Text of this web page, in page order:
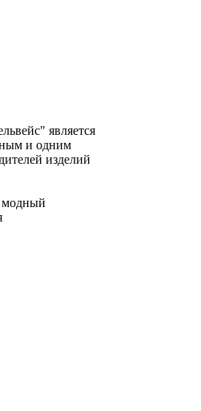
является
и одним
изделий
модный